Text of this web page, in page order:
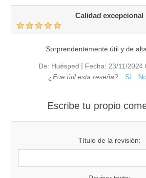
Calidad excepcional
Sorprendentemente útil y de
De: Huésped | Fecha: 23/11/2024
¿Fue útil esta reseña?
Sí
Escribe tu propio
Título de la revisión: